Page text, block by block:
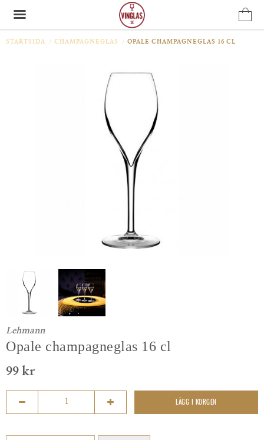
STARTSIDA / CHAMPAGNEGLAS / OPALE CHAMPAGNEGLAS 16 CL
Lehmann
Opale champagneglas 16 cl
99 kr
LÄGG I KORGEN